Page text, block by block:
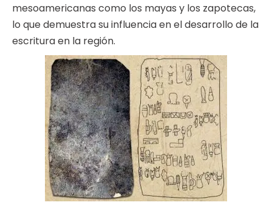
mesoamericanas como los mayas y los zapotecas,
lo que demuestra su influencia en el desarrollo de la
escritura en la región.